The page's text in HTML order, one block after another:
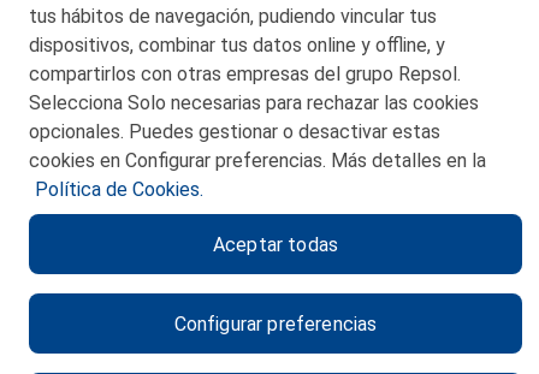
CONTACTO
MAPA WEB
POLITICA DE PRIVACIDAD
POLITICA DE COOKIES
CANAL DE ÉTICA
tus hábitos de navegación, pudiendo vincular tus
dispositivos, combinar tus datos online y offline, y
compartirlos con otras empresas del grupo Repsol.
Selecciona Solo necesarias para rechazar las cookies
opcionales. Puedes gestionar o desactivar estas
cookies en Configurar preferencias. Más detalles en la
Política de Cookies.
Configurar preferencias
Aceptar todas